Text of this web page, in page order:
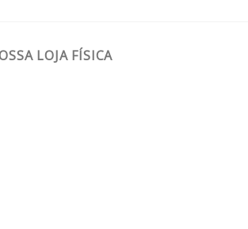
LOJA FÍSICA